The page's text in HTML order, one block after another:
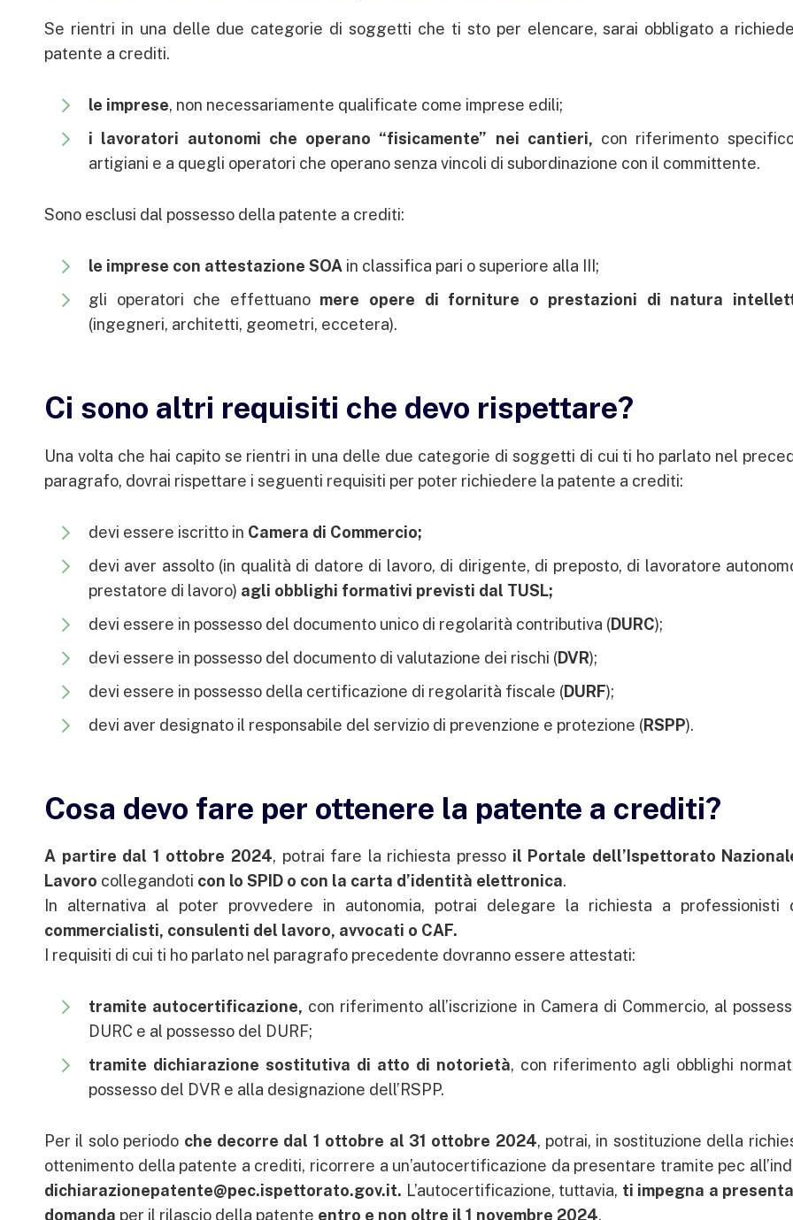
Se rientri in una delle due categorie di soggetti che ti sto per elencare, sarai obbligato a
patente a crediti.
le imprese, non necessariamente qualificate come imprese edili;
i lavoratori autonomi che operano “fisicamente” nei cantieri, con riferimento
artigiani e a quegli operatori che operano senza vincoli di subordinazione con il committente.
Sono esclusi dal possesso della patente a crediti:
le imprese con attestazione SOA in classifica pari o superiore alla III;
gli operatori che effettuano mere opere di forniture o prestazioni di natura
(ingegneri, architetti, geometri, eccetera).
Ci sono altri requisiti che devo rispettare?
Una volta che hai capito se rientri in una delle due categorie di soggetti di cui ti ho parlato nel
paragrafo, dovrai rispettare i seguenti requisiti per poter richiedere la patente a crediti:
devi essere iscritto in Camera di Commercio;
devi aver assolto (in qualità di datore di lavoro, di dirigente, di preposto, di lavoratore
prestatore di lavoro) agli obblighi formativi previsti dal TUSL;
devi essere in possesso del documento unico di regolarità contributiva (DURC);
devi essere in possesso del documento di valutazione dei rischi (DVR);
devi essere in possesso della certificazione di regolarità fiscale (DURF);
devi aver designato il responsabile del servizio di prevenzione e protezione (RSPP).
Cosa devo fare per ottenere la patente a crediti?
A partire dal 1 ottobre 2024, potrai fare la richiesta presso il Portale dell’Ispettorato
Lavoro collegandoti con lo SPID o con la carta d’identità elettronica.
In alternativa al poter provvedere in autonomia, potrai delegare la richiesta a professionisti
commercialisti, consulenti del lavoro, avvocati o CAF.
I requisiti di cui ti ho parlato nel paragrafo precedente dovranno essere attestati:
tramite autocertificazione, con riferimento all’iscrizione in Camera di Commercio, al
DURC e al possesso del DURF;
tramite dichiarazione sostitutiva di atto di notorietà, con riferimento agli obblighi
possesso del DVR e alla designazione dell’RSPP.
Per il solo periodo che decorre dal 1 ottobre al 31 ottobre 2024, potrai, in sostituzione della
ottenimento della patente a crediti, ricorrere a un’autocertificazione da presentare tramite pec
dichiarazionepatente@pec.ispettorato.gov.it. L’autocertificazione, tuttavia, ti impegna a
domanda per il rilascio della patente entro e non oltre il 1 novembre 2024.